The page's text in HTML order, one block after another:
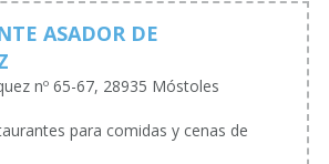
ASADOR DE
nº 65-67, 28935 Móstoles
para comidas y cenas de